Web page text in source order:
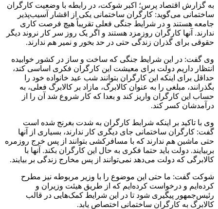
به گزارش اقتصاد پرس؛ اکبر شوکت، در رابطه با وضعیت کارگران
ساختمانی می‌گوید: کارگران ساختمانی یکی از اقشار آسیب‌پذیر
جامعه هستند و در شرایط جنگی فعلی تقریباً هیچ فرصت کاری
ندارند. آنها کارگران روزمزد هستند و اگر یک روز سر کار نروند دیگر
حقوقی برای گذران زندگی حتی در حد بخور و نمیر هم ندارند.
وی گفت: در این شرایط جنگی که ساخت و ساز در کشور خوابیده
انتظار داریم دولت برای معیشت این کارگران فکری اساسی کند،
حداقل برای اینکه این کارگران بتوانند شب عید خانواده خود را
بگذرانند، مبلغی را به عنوان کالابرگ، مازاد بر کالابرگ فعلی، به
حساب این کارگران واریز کند و بعدا که کار شروع شد آن را از
درآمدشان کسر کند.
وی با تاکید بر اینکه شرابط کارگران به شدت بغرنج شده است
گفت: کارگران ساختمانی جای دیگری کار ندارند، بسیاری از آنها
حتی ماشین هم ندارند که با مسافرکشی بتوانند از پس خرج روزمره
بربیایند. دولت باید حتما فکری به حال این کارگران بکند. آنها با
کالابرگی که دولت می‌دهد نمی‌توانند از پس مخارج زندگی بر بیایند.
شوکت گفت: ما حتی این موضوع را با وزیر مربوطه نیز مطرح
کرده‌ایم و درخواست کرده‌ایم که از طریق هیئت وزیران و
رئیس‌جمهور پیگیری شود تا در این شرایط کمک‌هایی در قالب
کالابرگ به کارگران ساختمانی اختصاص یابد.